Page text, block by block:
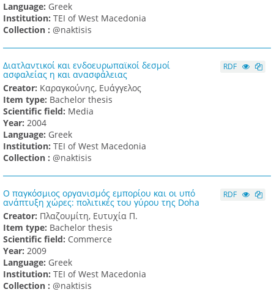
Language: Greek
Institution: TEI of West Macedonia
Collection : @naktisis
Διατλαντικοί και ενδοευρωπαϊκοί δεσμοί
ασφαλείας η και ανασφάλειας
Creator: Καραγκούνης, Ευάγγελος
Item type: Bachelor thesis
Scientific field: Media
Υear: 2004
Language: Greek
Institution: TEI of West Macedonia
Collection : @naktisis
RDF
Ο παγκόσμιος οργανισμός εμπορίου και οι υπό
ανάπτυξη χώρες: πολιτικές του γύρου της Doha
Creator: Πλαζουμίτη, Ευτυχία Π.
Item type: Bachelor thesis
Scientific field: Commerce
Υear: 2009
Language: Greek
Institution: TEI of West Macedonia
Collection : @naktisis
RDF